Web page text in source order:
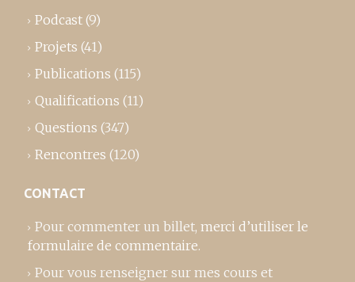
Podcast (9)
Projets (41)
Publications (115)
Qualifications (11)
Questions (347)
Rencontres (120)
CONTACT
Pour commenter un billet, merci d’utiliser le
formulaire de commentaire.
Pour vous renseigner sur mes cours et